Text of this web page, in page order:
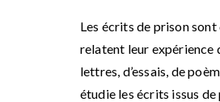
Les écrits de prison
relatent leur expérience
lettres, d’essais, de
étudie les écrits issus